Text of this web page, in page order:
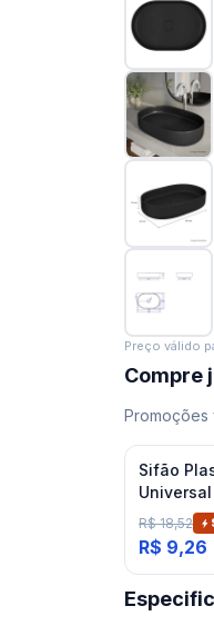
Preço válido
Compre
Promoções
Sifão
Branco
R$ 18,52
R$ 9,26